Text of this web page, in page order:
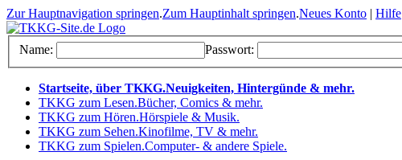
Zur Hauptnavigation springen.Zum Hauptinhalt springen.Neues Konto | Hilfe
Name: Passwort:
Startseite, über TKKG.Neuigkeiten, Hintergünde & mehr.
TKKG zum Lesen.Bücher, Comics & mehr.
TKKG zum Hören.Hörspiele & Musik.
TKKG zum Sehen.Kinofilme, TV & mehr.
TKKG zum Spielen.Computer- & andere Spiele.